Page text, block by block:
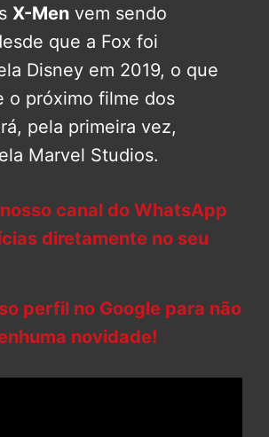
X-Men vem sendo
que a Fox foi
Disney em 2019, o que
o próximo filme dos
pela primeira vez,
Marvel Studios.
canal do WhatsApp
diretamente no seu
perfil no Google para não
novidade!